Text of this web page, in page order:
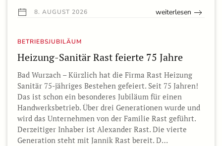
8. AUGUST 2026 weiterlesen
BETRIEBSJUBILÄUM
Heizung-Sanitär Rast feierte 75 Jahre
Bad Wurzach – Kürzlich hat die Firma Rast Heizung
Sanitär 75-jähriges Bestehen gefeiert. Seit 75 Jahren!
Das ist schon ein besonderes Jubiläum für einen
Handwerksbetrieb. Über drei Generationen wurde und
wird das Unternehmen von der Familie Rast geführt.
Derzeitiger Inhaber ist Alexander Rast. Die vierte
Generation steht mit Jannik Rast bereit. D…